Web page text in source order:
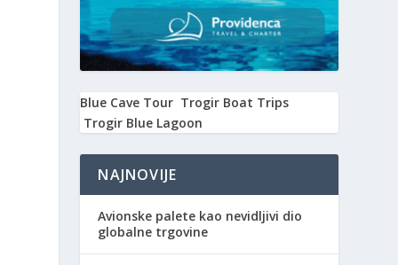
Blue Cave Tour Trogir Boat Trips
Trogir Blue Lagoon
NAJNOVIJE
Avionske palete kao nevidljivi dio
globalne trgovine